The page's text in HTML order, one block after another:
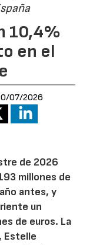
10,4%
en el
07/2026
de 2026
millones de
antes, y
un
de euros. La
Estelle